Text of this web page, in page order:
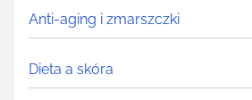
H
e
r
e
Anti-aging i zmarszczki
Dieta a skóra